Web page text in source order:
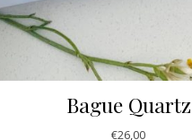
Bague Quartz
€26,00